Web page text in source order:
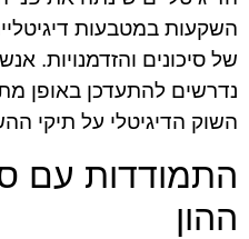
השקעות במטבעות
של סיכונים והזדמנויות.
נדרשים להתעדכן באופן
השוק הדיגיטלי על תיקי
התמודדות עם
ההון